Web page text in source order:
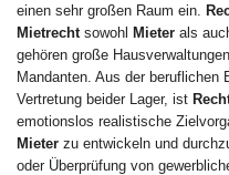
einen sehr großen Raum ein.
Mietrecht sowohl Mieter als
gehören große
Mandanten. Aus der beruflichen
Vertretung beider Lager, ist
emotionslos realistische
Mieter zu entwickeln und
oder Überprüfung von